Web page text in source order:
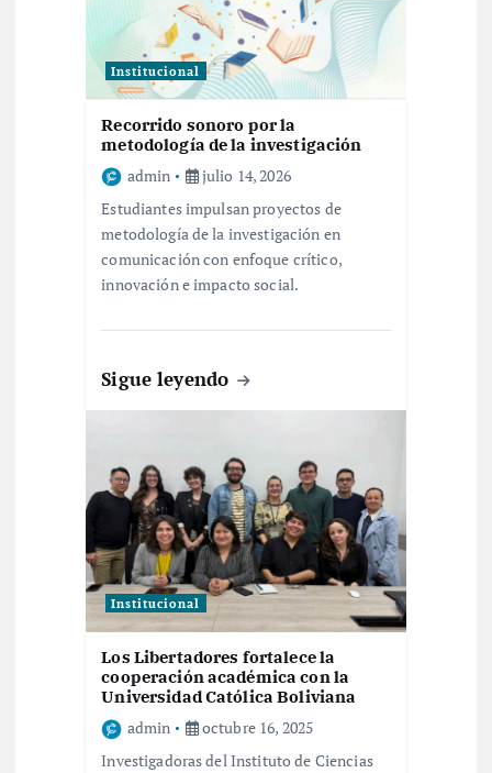
Institucional
Recorrido sonoro por la
metodología de la investigación
admin
julio 14, 2026
Estudiantes impulsan proyectos de
metodología de la investigación en
comunicación con enfoque crítico,
innovación e impacto social.
Sigue leyendo
Institucional
Los Libertadores fortalece la
cooperación académica con la
Universidad Católica Boliviana
admin
octubre 16, 2025
Investigadoras del Instituto de Ciencias